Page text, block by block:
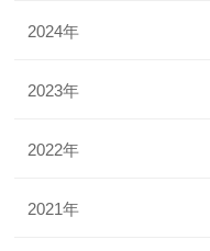
2024年
2023年
2022年
2021年